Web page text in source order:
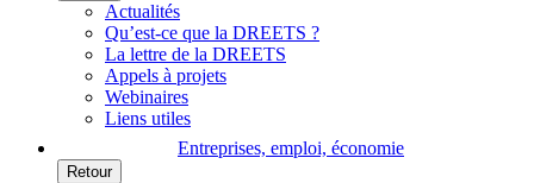
Actualités
Qu’est-ce que la DREETS ?
La lettre de la DREETS
Appels à projets
Webinaires
Liens utiles
Entreprises, emploi, économie
Retour